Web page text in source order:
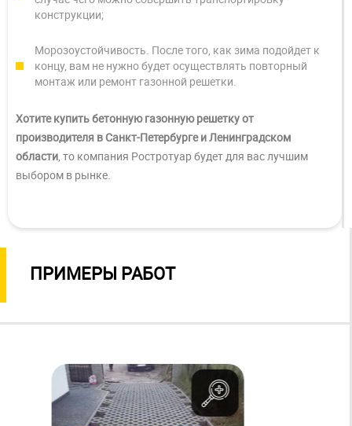
конструкции;
Морозоустойчивость. После того, как зима подойдет к
концу, вам не нужно будет осуществлять повторный
монтаж или ремонт газонной решетки.
Хотите купить бетонную газонную решетку от
производителя в Санкт-Петербурге и Ленинградском
области , то компания Ростротуар будет для вас лучшим
выбором в рынке.
ПРИМЕРЫ РАБОТ